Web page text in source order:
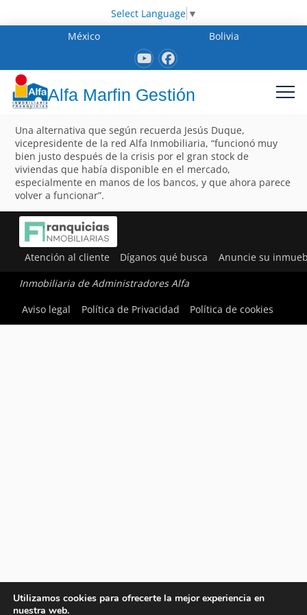
Select Language ▼
México
Bolivia
Alfa Marfin Gestión
Una alternativa que según recuerda Jesús Duque,
vicepresidente de la red Alfa Inmobiliaria, “funcionó muy
bien justo después de la crisis por el gran stock de
viviendas que había disponible en el mercado,
especialmente en manos de los bancos, y que ahora parece
volver a funcionar”.
Atención al cliente Díganos qué busca Anuncie su
Inmobiliaria de Administradores Alfa
Aviso legal
Política de Privacidad Política de cookies
Utilizamos cookies para ofrecerte la mejor experiencia en
nuestra web.